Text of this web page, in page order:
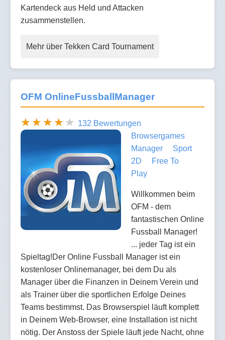
Kartendeck aus Held und Attacken
zusammenstellen.
Mehr über Tekken Card Tournament
OFM OnlineFussballManager
132 Bewertungen
Browsergames
Manager
Sport
2D
Free To
Play
Willkommen beim
OFM - dem
fantastischen Online
Fussball Manager!
... jeder Tag ist ein
Spieltag!Der Online Fussball Manager ist ein
kostenloser Onlinemanager, bei dem Du als
Manager über die Finanzen in Deinem Verein und
als Trainer über die sportlichen Erfolge Deines
Teams bestimmst. Das Browserspiel läuft komplett
in Deinem Web-Browser, eine Installation ist nicht
nötig. Der Anstoss der Spiele läuft jede Nacht, ohne